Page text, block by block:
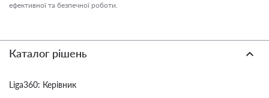
ефективної та безпечної роботи.
Каталог рішень
Liga360: Керівник